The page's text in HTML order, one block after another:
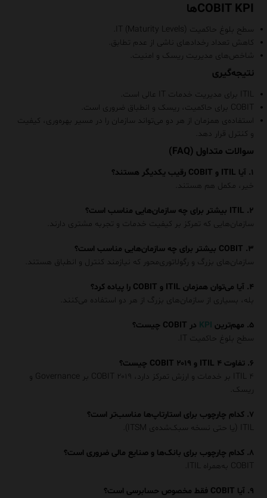
COBIT KPIها
سطح بلوغ حاکمیت IT (Maturity Levels).
کاهش تعداد رخدادهای ناشی از عدم تطابق.
شاخص‌های مدیریت ریسک و امنیت.
نتیجه‌گیری
ITIL برای مدیریت خدمات IT عالی است.
COBIT برای حاکمیت، ریسک و انطباق ضروری است.
استفاده‌ی همزمان از هر دو می‌تواند سازمان را در مسیر بهره‌وری، کیفیت
و کنترل قرار دهد.
سوالات متداول (FAQ)
۱. آیا ITIL و COBIT رقیب یکدیگر هستند؟
خیر، مکمل هم هستند.
۲. ITIL بیشتر برای چه سازمان‌هایی مناسب است؟
سازمان‌هایی که تمرکز بر کیفیت خدمات و تجربه مشتری دارند.
۳. COBIT بیشتر برای چه سازمان‌هایی مناسب است؟
سازمان‌های بزرگ و رگولاتوری‌محور که نیازمند کنترل و انطباق هستند.
۴. آیا می‌توان همزمان ITIL و COBIT را پیاده کرد؟
بله، بسیاری از سازمان‌های بزرگ از هر دو استفاده می‌کنند.
۵. مهم‌ترین KPI در COBIT چیست؟
سطح بلوغ حاکمیت IT.
۶. تفاوت ITIL ۴ و COBIT ۲۰۱۹ چیست؟
ITIL ۴ بر خدمات و ارزش تمرکز دارد، COBIT ۲۰۱۹ بر Governance و
ریسک.
۷. کدام چارچوب برای استارتاپ‌ها مناسب‌تر است؟
ITIL (یا حتی نسخه سبک‌شده‌ی ITSM).
۸. کدام چارچوب برای بانک‌ها و صنایع مالی ضروری است؟
COBIT به‌همراه ITIL.
۹. آیا COBIT فقط مخصوص حسابرسی است؟